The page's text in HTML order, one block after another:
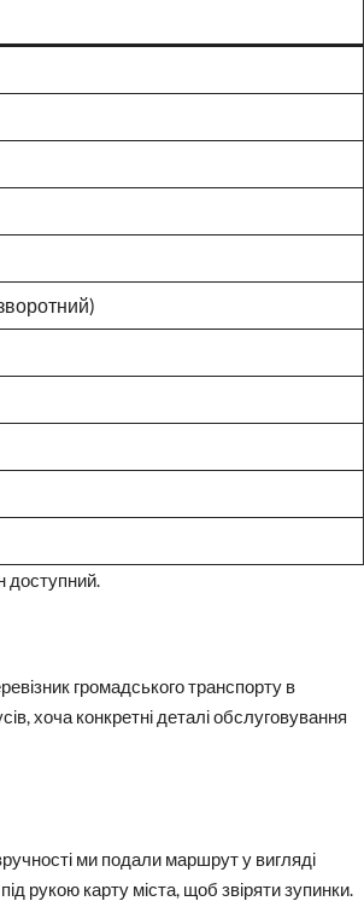
доступний.
громадського транспорту в
хоча конкретні деталі обслуговування
ми подали маршрут у вигляді
рукою карту міста, щоб звіряти зупинки.